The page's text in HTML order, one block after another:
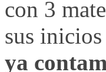
con 3
sus
ya